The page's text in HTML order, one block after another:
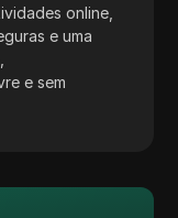
online,
e uma
e sem